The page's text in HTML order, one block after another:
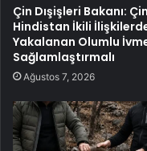
Çin Dışişleri Bakanı:
Hindistan İkili
Yakalanan Olumlu
Sağlamlaştırmalı
Ağustos 7, 2026